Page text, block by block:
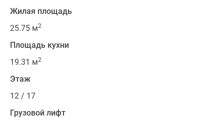
Жилая площадь
25.75 м2
Площадь кухни
19.31 м2
Этаж
12 / 17
Грузовой лифт